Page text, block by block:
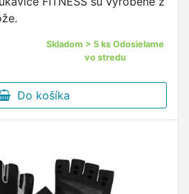
Skladom > 5 ks Odosielame
vo stredu
Do košíka